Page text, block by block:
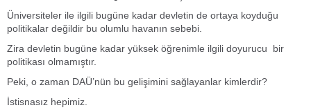
Üniversiteler ile ilgili bugüne kadar devletin de ortaya koyduğu
politikalar değildir bu olumlu havanın sebebi.
Zira devletin bugüne kadar yüksek öğrenimle ilgili doyurucu bir
politikası olmamıştır.
Peki, o zaman DAÜ’nün bu gelişimini sağlayanlar kimlerdir?
İstisnasız hepimiz.